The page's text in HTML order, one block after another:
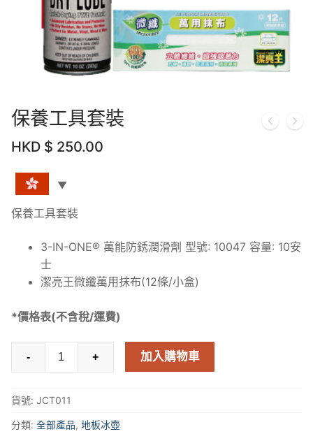
保養工具套裝
HKD $ 250.00
保養工具套裝
3-IN-ONE® 萬能防銹潤滑劑 型號: 10047 容量: 10安
士
潔亮王微纖萬用抹布(12條/小盒)
*價格表(不含稅/運費)
具
套
- + 加入購物車
貨號: JCT011
分類: 全部產品, 地板冰壺